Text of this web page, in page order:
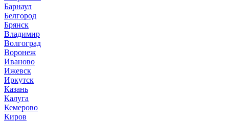
Барнаул
Белгород
Брянск
Владимир
Волгоград
Воронеж
Иваново
Ижевск
Иркутск
Казань
Калуга
Кемерово
Киров